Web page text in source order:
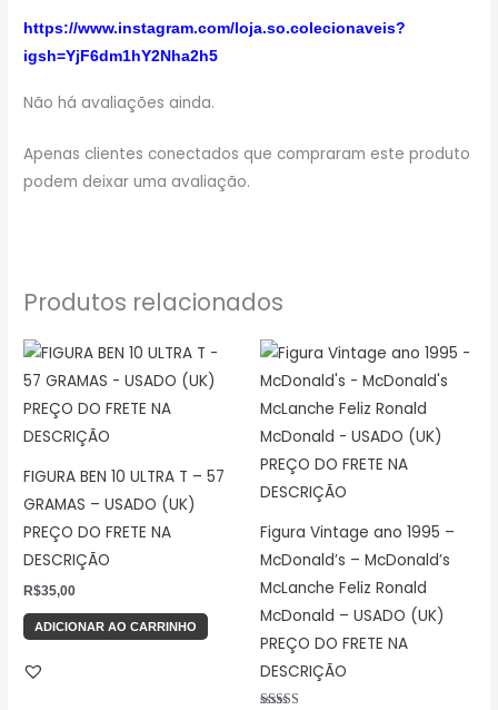
https://www.instagram.com/loja.so.colecionaveis?
igsh=YjF6dm1hY2Nha2h5
Não há avaliações ainda.
Apenas clientes conectados que compraram este produto
podem deixar uma avaliação.
Produtos relacionados
FIGURA BEN 10 ULTRA T – 57
GRAMAS – USADO (UK)
PREÇO DO FRETE NA
DESCRIÇÃO
R$35,00
ADICIONAR AO CARRINHO
Figura Vintage ano 1995 –
McDonald’s – McDonald’s
McLanche Feliz Ronald
McDonald – USADO (UK)
PREÇO DO FRETE NA
DESCRIÇÃO